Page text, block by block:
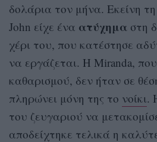
δολάρια τον μήνα. Εκείνη
John είχε ένα ατύχημα στη
χέρι του, που κατέστησε
να εργάζεται. Η Miranda, που
καθαρισμού, δεν ήταν σε
πληρώνει μόνη της το νοίκι.
του ζευγαριού να
αποδείχτηκε τελικά η